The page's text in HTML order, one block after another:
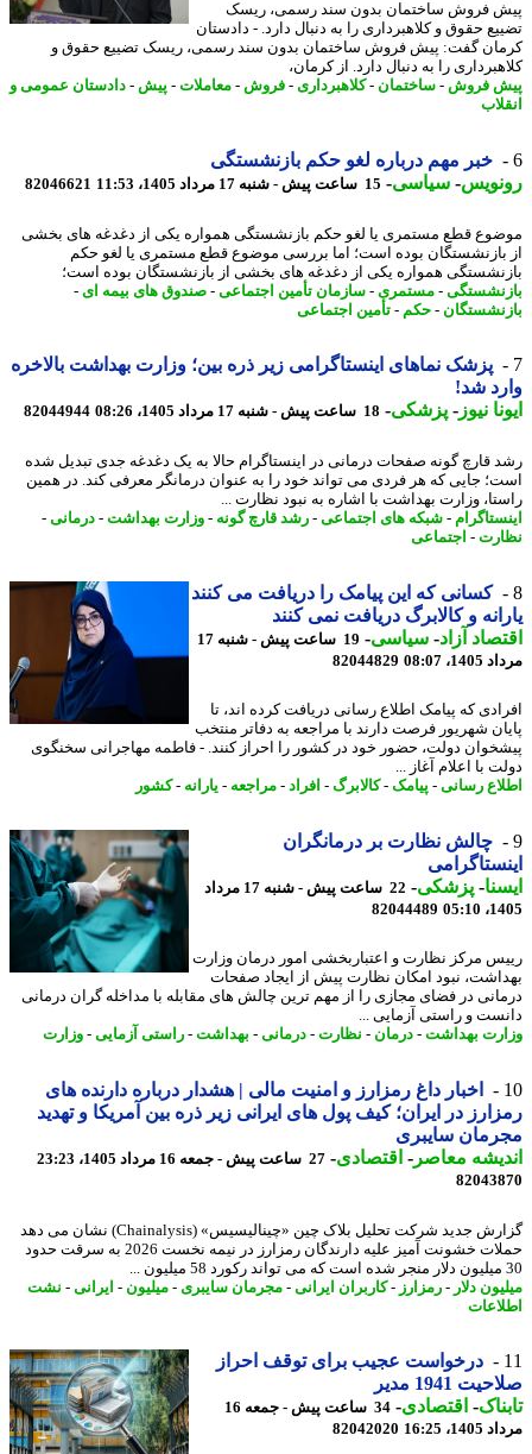
فروش ساختمان بدون سند رسمی، ریسک
حقوق و کلاهبرداری را به دنبال دارد. - دادستان
گفت: پیش فروش ساختمان بدون سند رسمی، ریسک تضییع حقوق و
را به دنبال دارد. از کرمان،
فروش -ساختمان-کلاهبرداری- فروش -معاملات-پیش -دادستان عمومی و
خبر مهم درباره لغو حکم بازنشستگی
-سیاسی-15 ساعت پیش - شنبه 17 مرداد 1405، 11:53 82046621
قطع مستمری یا لغو حکم بازنشستگی همواره یکی از دغدغه های بخشی
بوده است؛ اما بررسی موضوع قطع مستمری یا لغو حکم
همواره یکی از دغدغه های بخشی از بازنشستگان بوده است؛
-مستمری- سازمان تأمین اجتماعی-صندوق های بیمه ای-
-حکم -تأمین اجتماعی
پزشک نماهای اینستاگرامی زیر ذره بین؛ وزارت بهداشت بالاخره
شد!
نیوز-پزشکی-18 ساعت پیش - شنبه 17 مرداد 1405، 08:26 82044944
قارچ گونه صفحات درمانی در اینستاگرام حالا به یک دغدغه جدی تبدیل شده
جایی که هر فردی می تواند خود را به عنوان درمانگر معرفی کند. در همین
وزارت بهداشت با اشاره به نبود نظارت ...
- شبکه های اجتماعی-رشد قارچ گونه-وزارت بهداشت -درمانی-
- اجتماعی
کسانی که این پیامک را دریافت می کنند
و کالابرگ دریافت نمی کنند
آزاد - سیاسی-
19 ساعت پیش - شنبه 17
08:07
82044829
که پیامک اطلاع رسانی دریافت کرده اند، تا
شهریور فرصت دارند با مراجعه به دفاتر منتخب
دولت، حضور خود در کشور را احراز کنند. - فاطمه مهاجرانی سخنگوی
با اعلام آغاز ...
رسانی-پیامک-کالابرگ- افراد - مراجعه -یارانه- کشور
چالش نظارت بر درمانگران
-پزشکی-
22 ساعت پیش - شنبه 17 مرداد
82044489
مرکز نظارت و اعتباربخشی امور درمان وزارت
نبود امکان نظارت پیش از ایجاد صفحات
در فضای مجازی را از مهم ترین چالش های مقابله با مداخله گران درمانی
و راستی آزمایی ...
بهداشت -درمان -نظارت- درمانی-بهداشت -راستی آزمایی-وزارت
اخبار داغ رمزارز و امنیت مالی | هشدار درباره دارنده های
در ایران؛ کیف پول های ایرانی زیر ذره بین آمریکا و تهدید
سایبری
معاصر-اقتصادی-27 ساعت پیش - جمعه 16 مرداد 1405، 23:23
گزارش جدید شرکت تحلیل بلاک چین «چینالیسیس» (Chainalysis) نشان می دهد
حملات خشونت آمیز علیه دارندگان رمزارز در نیمه نخست 2026 به سرقت حدود
دلار-رمزارز- کاربران ایرانی- مجرمان سایبری- میلیون-ایرانی- نشت
درخواست عجیب برای توقف احراز
1941 مدیر
-اقتصادی-
34 ساعت پیش - جمعه 16
16:25
82042020